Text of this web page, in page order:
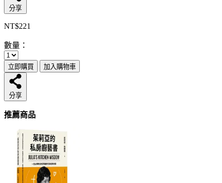
分享
NT$221
數量：
立即購買 加入購物車
分享
推薦商品